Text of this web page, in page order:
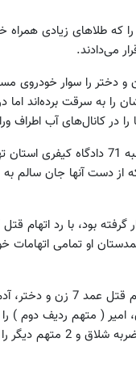
طلاهای زیادی همراه
می‌دادند.
جنایتکار مدعی شدند در طول 2 سال فعالیت مجرمانه،
را به سرقت برده‌اند اما
با این اعترافات، محاکمه برادران ابلیس و همدست
دست آنها جان سالم به
او تمامی اتهامات
در پایان محاکمه، قضات دادگاه، علیرضا
بار اعدام، 20 سال زندان و 74 ضربه شلاق،
ربایی، تجاوز به عنف و سرقت به یک بار